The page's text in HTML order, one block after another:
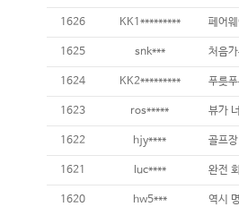
1626 KK1********* 페어
1625 snk***
1624 KK2*********
1623 ros***** 뷰가
1622 hjy****
1621 luc****
1620 hw5***